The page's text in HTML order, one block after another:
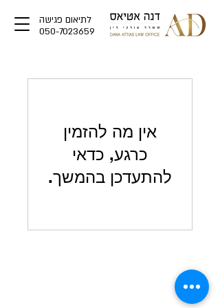
לתיאום פגישה
050-7023659
אין מה להזמין
כרגע, כדאי
להתעדכן בהמשך.